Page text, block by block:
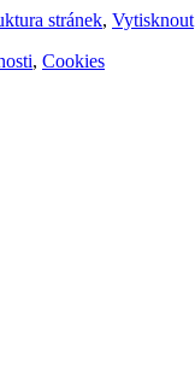
stránek, Vytisknout
, Cookies